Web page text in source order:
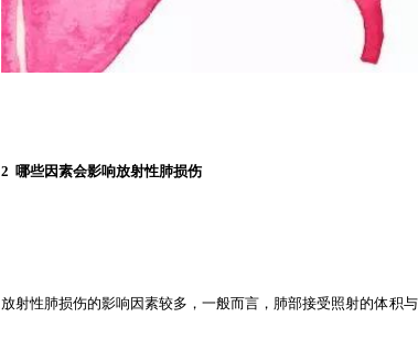
2 哪些因素会影响放射性肺损伤
放射性肺损伤的影响因素较多，一般而言，肺部接受照射的体积